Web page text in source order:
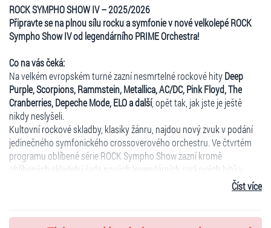
ROCK SYMPHO SHOW IV – 2025/2026
Připravte se na plnou sílu rocku a symfonie v nové velkolepé ROCK
Sympho Show IV od legendárního PRIME Orchestra!
Co na vás čeká:
Na velkém evropském turné zazní nesmrtelné rockové hityDeep
Purple, Scorpions, Rammstein, Metallica, AC/DC, Pink Floyd, The
Cranberries, Depeche Mode, ELO a další, opět tak, jak jste je ještě
nikdy neslyšeli.
Kultovní rockové skladby, klasiky žánru, najdou nový zvuk v podání
jedinečného symfonického crossoverového orchestru. Ve čtvrtém
programu oblíbené série ROCK Sympho Show zazní kromě
oblíbených skladeb i řada nových legendárních rockových hitů v
Zažijte výbušnou energii silné rockové kapely a talentovaných
charismatického dirigenta v nové Rock Sympho Show IV.
Číst více